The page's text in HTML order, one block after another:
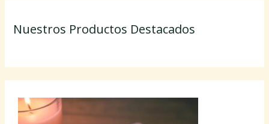
Nuestros Productos Destacados